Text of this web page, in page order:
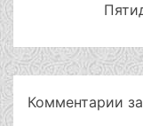
Комментарии